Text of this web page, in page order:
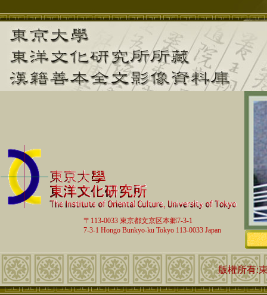
〒113-0033 東京都文京区本郷7-3-1
7-3-1 Hongo Bunkyo-ku Tokyo 113-0033 Japan
版權所有: